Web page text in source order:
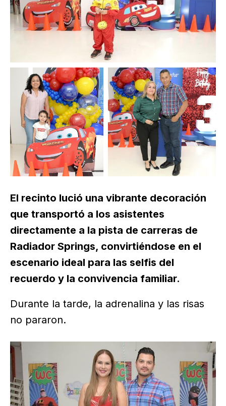
El recinto lució una vibrante decoración
que transportó a los asistentes
directamente a la pista de carreras de
Radiador Springs, convirtiéndose en el
escenario ideal para las selfis del
recuerdo y la convivencia familiar.
Durante la tarde, la adrenalina y las risas
no pararon.